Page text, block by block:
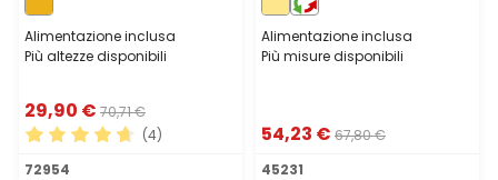
Alimentazione inclusa
Più altezze disponibili
29,90 € 70,71 €
Valutazione media di 4.75 su 5 stelle
(4)
72954
Alimentazione inclusa
Più misure disponibili
54,23 € 67,80 €
45231